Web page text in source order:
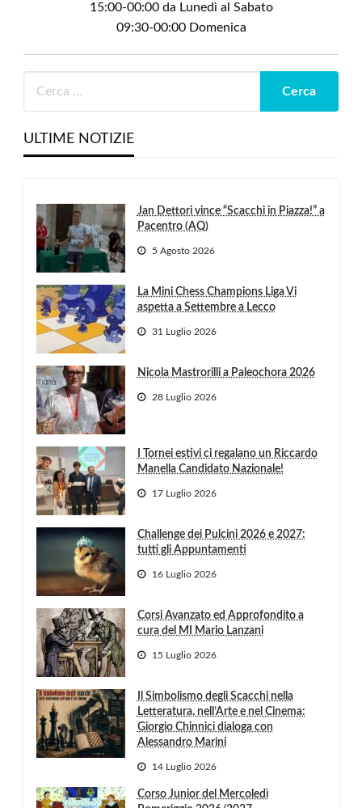
15:00-00:00 da Lunedì al Sabato
09:30-00:00 Domenica
ULTIME NOTIZIE
Jan Dettori vince “Scacchi in Piazza!” a
Pacentro (AQ)
5 Agosto 2026
La Mini Chess Champions Liga Vi
aspetta a Settembre a Lecco
31 Luglio 2026
Nicola Mastrorilli a Paleochora 2026
28 Luglio 2026
I Tornei estivi ci regalano un Riccardo
Manella Candidato Nazionale!
17 Luglio 2026
Challenge dei Pulcini 2026 e 2027:
tutti gli Appuntamenti
16 Luglio 2026
Corsi Avanzato ed Approfondito a
cura del MI Mario Lanzani
15 Luglio 2026
Il Simbolismo degli Scacchi nella
Letteratura, nell’Arte e nel Cinema:
Giorgio Chinnici dialoga con
Alessandro Marini
14 Luglio 2026
Corso Junior del Mercoledì